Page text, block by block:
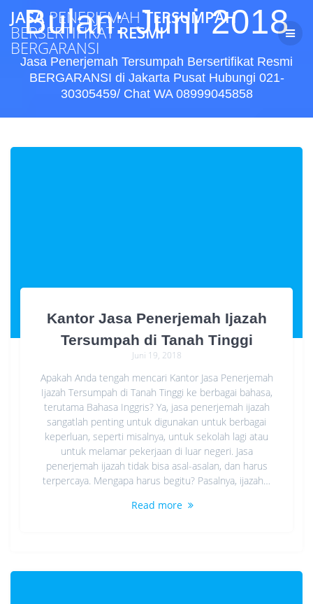
to
content
JASA PENERJEMAHTERSUMPAH
BERSERTIFIKATRESMI
BERGARANSI
Bulan:Juni 2018
Jasa Penerjemah Tersumpah Bersertifikat Resmi
BERGARANSI di Jakarta Pusat Hubungi 021-
30305459/ Chat WA 08999045858
Kantor Jasa Penerjemah Ijazah
Tersumpah di Tanah Tinggi
Juni 19, 2018
Apakah Anda tengah mencari Kantor Jasa Penerjemah
Ijazah Tersumpah di Tanah Tinggi ke berbagai bahasa,
terutama Bahasa Inggris? Ya, jasa penerjemah ijazah
sangatlah penting untuk digunakan untuk berbagai
keperluan, seperti misalnya, untuk sekolah lagi atau
untuk melamar pekerjaan di luar negeri. Jasa
penerjemah ijazah tidak bisa asal-asalan, dan harus
terpercaya. Mengapa harus begitu? Pasalnya, ijazah…
Read more